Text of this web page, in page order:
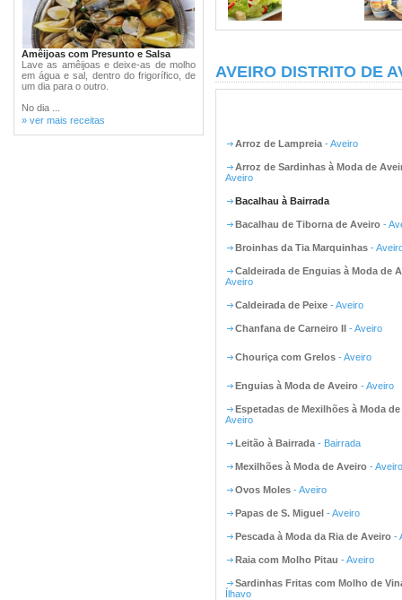
Amêijoas com Presunto e Salsa
Lave as amêijoas e deixe-as de molho
em água e sal, dentro do frigorífico, de
um dia para o outro.
No dia ...
» ver mais receitas
AVEIRO DISTRITO DE
Arroz de Lampreia - Aveiro
Arroz de Sardinhas à Moda de
Aveiro
Bacalhau à Bairrada
Bacalhau de Tiborna de Aveiro -
Broinhas da Tia Marquinhas -
Caldeirada de Enguias à Moda de
Aveiro
Caldeirada de Peixe - Aveiro
Chanfana de Carneiro II - Aveiro
Chouriça com Grelos - Aveiro
Enguias à Moda de Aveiro - Aveiro
Espetadas de Mexilhões à Moda
Aveiro
Leitão à Bairrada - Bairrada
Mexilhões à Moda de Aveiro - Aveiro
Ovos Moles - Aveiro
Papas de S. Miguel - Aveiro
Pescada à Moda da Ria de Aveiro -
Raia com Molho Pitau - Aveiro
Sardinhas Fritas com Molho de
Ílhavo